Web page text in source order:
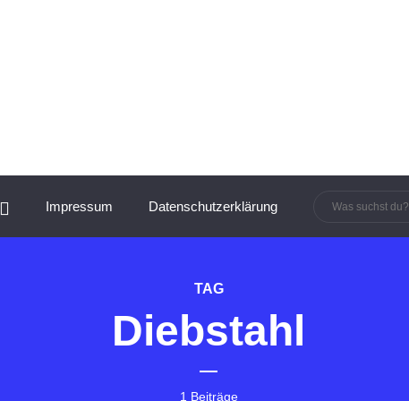
Impressum Datenschutzerklärung
TAG
Diebstahl
1 Beiträge